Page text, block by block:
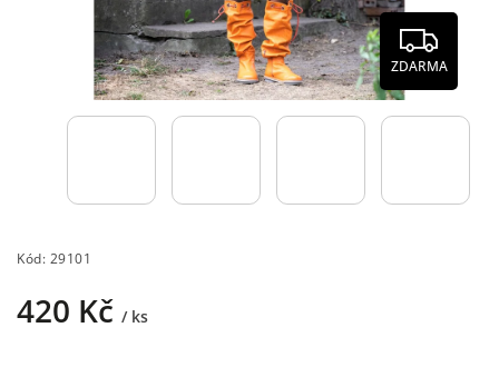
ZDARMA
Kód: 29101
420 Kč / ks